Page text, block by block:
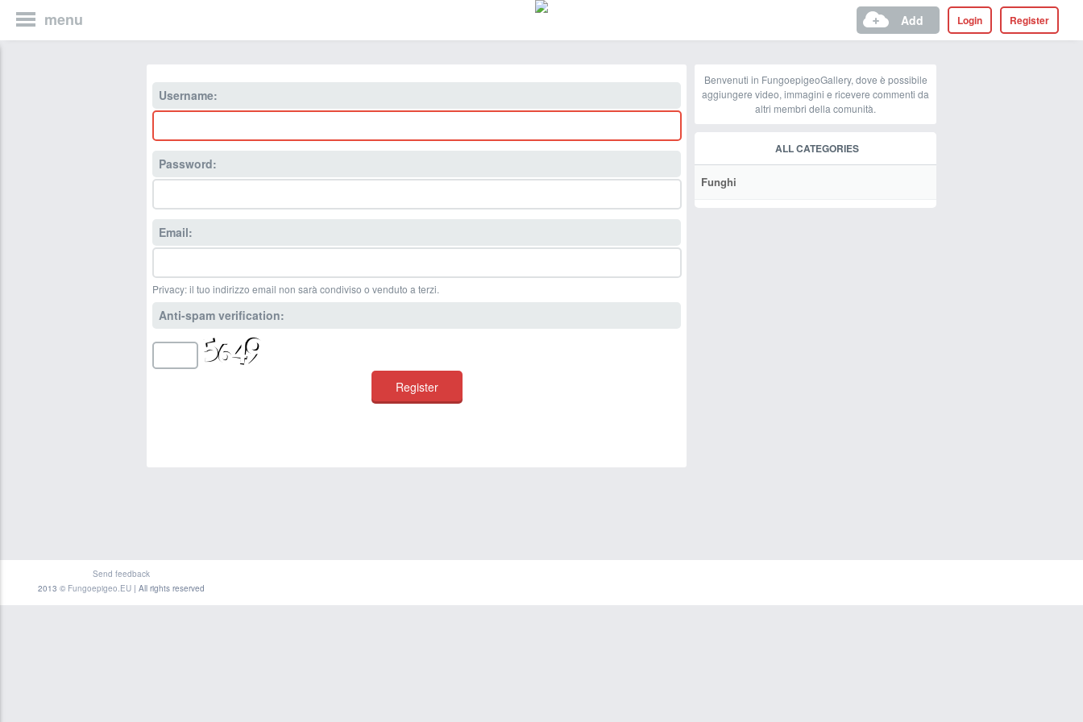
menu Register
Login
Add
Username:
Password:
Email:
Privacy: il tuo indirizzo email non sarà condiviso o venduto a terzi.
Anti-spam verification:
Benvenuti in FungoepigeoGallery, dove è possibile
aggiungere video, immagini e ricevere commenti da
altri membri della comunità.
ALL CATEGORIES
Funghi
Send feedback
2013 © Fungoepigeo.EU| All rights reserved